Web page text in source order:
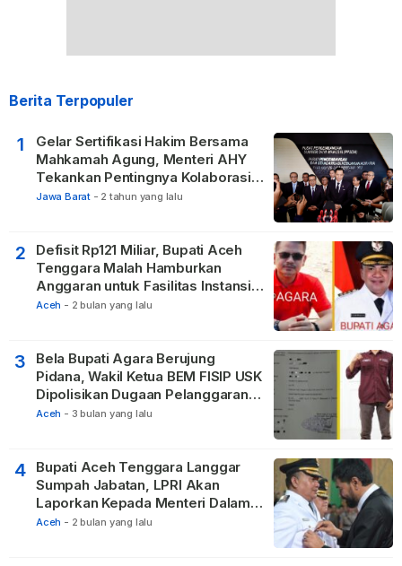
Berita Terpopuler
1
Gelar Sertifikasi Hakim Bersama
Mahkamah Agung, Menteri AHY
Tekankan Pentingnya Kolaborasi
untuk Hadirkan Keadilan bagi
Jawa Barat - 2 tahun yang lalu
2
Defisit Rp121 Miliar, Bupati Aceh
Tenggara Malah Hamburkan
Anggaran untuk Fasilitas Instansi
Vertikal
Aceh - 2 bulan yang lalu
3
Bela Bupati Agara Berujung
Pidana, Wakil Ketua BEM FISIP USK
Dipolisikan Dugaan Pelanggaran
Privasi dan UU ITE
Aceh - 3 bulan yang lalu
4
Bupati Aceh Tenggara Langgar
Sumpah Jabatan, LPRI Akan
Laporkan Kepada Menteri Dalam
Negeri
Aceh - 2 bulan yang lalu